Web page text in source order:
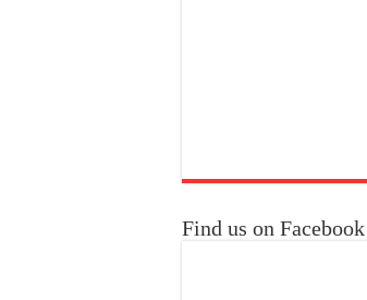
Find us on Facebook